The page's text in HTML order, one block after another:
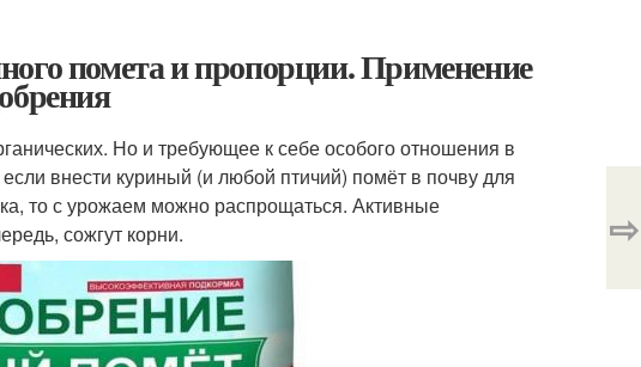
помета и пропорции. Применение
Но и требующее к себе особого отношения в
внести куриный (и любой птичий) помёт в почву для
то с урожаем можно распрощаться. Активные
сожгут корни.
⇨